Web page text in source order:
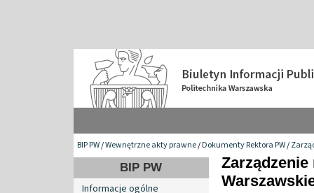
BIP PW/Wewnętrzne akty prawne/Dokumenty Rektora PW/
BIP PW
Informacje ogólne